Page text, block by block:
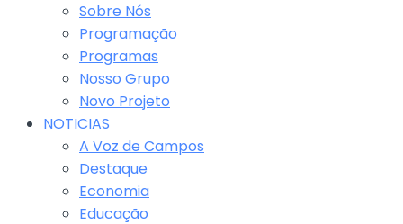
Sobre Nós
Programação
Programas
Nosso Grupo
Novo Projeto
NOTICIAS
A Voz de Campos
Destaque
Economia
Educação